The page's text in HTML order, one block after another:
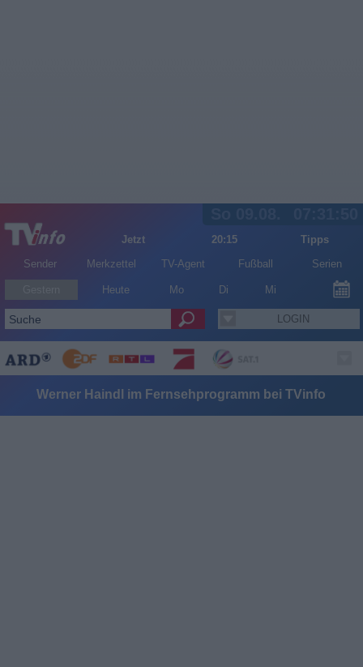
Jetzt 20:15
Tipps
Sender
Merkzettel TV-Agent Fußball Serien
Heute Mo Di Mi
LOGIN
Werner Haindl im Fernsehprogramm bei TVinfo